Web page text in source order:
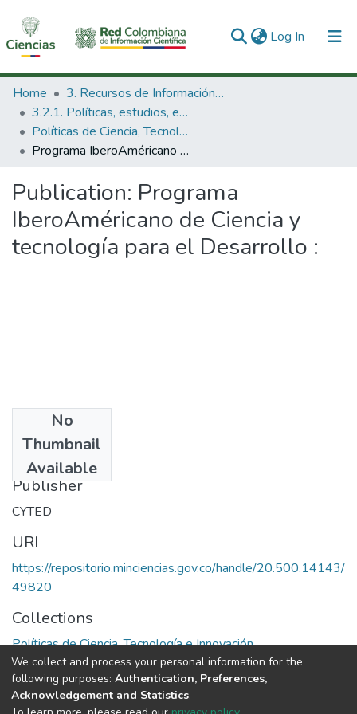
Log In (current)
Communities & Collections
All of DSpace
Statistics
Home
3. Recursos de Información Científica y Tecnológica
3.2.1. Políticas, estudios, evaluaciones e indicadores de CTeI
Políticas de Ciencia, Tecnología e Innovación
Programa IberoAméricano de Ciencia y tecnología para el Desarrollo :
Publication: Programa
IberoAméricano de Ciencia y
tecnología para el Desarrollo :
No
Thumbnail
Available
1992
Publisher
CYTED
URI
https://repositorio.minciencias.gov.co/handle/20.500.14143/
49820
Collections
Políticas de Ciencia, Tecnología e Innovación
Full item page
We collect and process your personal information for the
following purposes: Authentication, Preferences,
Acknowledgement and Statistics.